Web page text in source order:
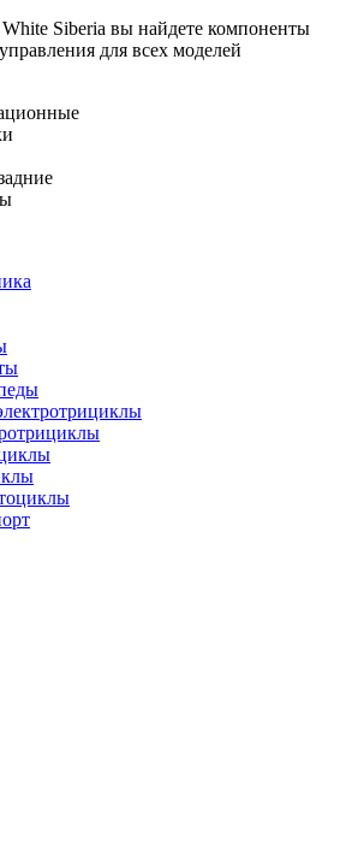
Siberia вы найдете компоненты
для всех моделей